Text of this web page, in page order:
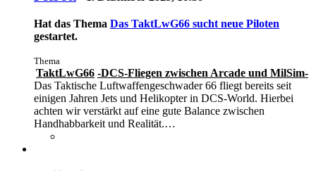
Hat das Thema Das TaktLwG66 sucht neue Piloten
gestartet.
Thema
TaktLwG66 -DCS-Fliegen zwischen Arcade und MilSim-
Das Taktische Luftwaffengeschwader 66 fliegt bereits seit
einigen Jahren Jets und Helikopter in DCS-World. Hierbei
achten wir verstärkt auf eine gute Balance zwischen
Handhabbarkeit und Realität.…